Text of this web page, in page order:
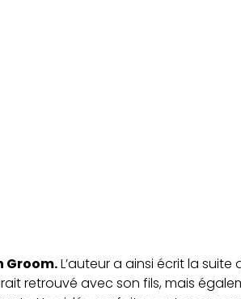
Groom.L’auteur a ainsi écrit la
retrouvé avec son fils, mais